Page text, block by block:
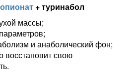
+ туринабол
массы;
и анаболический фон;
восстановит свою